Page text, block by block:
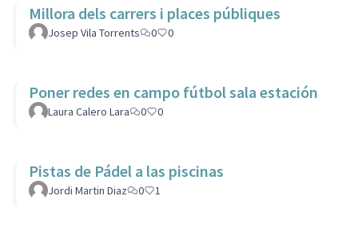
Millora dels carrers i places públiques
Josep Vila Torrents 0 0
Poner redes en campo fútbol sala estación
Laura Calero Lara 0 0
Pistas de Pádel a las piscinas
Jordi Martin Diaz 0 1